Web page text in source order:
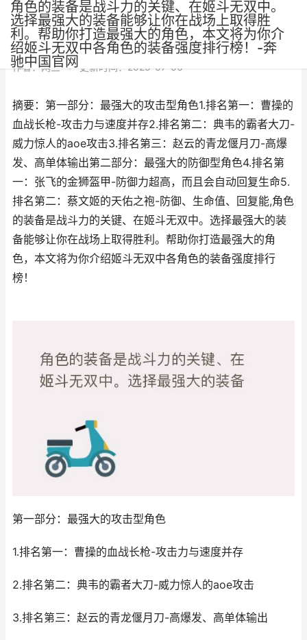
角色的装备是战斗力的关键、在姬斗无双中。
选择最强大的装备能够让你在战场上取得胜
利。帮助你打造最强大的角色，本文将为你介
绍姬斗无双中各角色的装备强度排行榜！-奔
驰中国官网
作者：网三 • 更新时间：2025-07-06
摘要：第一部分：最强大的攻击型角色1.排名第一：曹操的
血战长枪-攻击力与速度并存2.排名第二：典韦的霸者大刀-
威力惊人的aoe攻击3.排名第三：赵云的青龙偃月刀-高爆
发、高单体输出第二部分：最强大的防御型角色4.排名第
一：张飞的金狮盔甲-防御力超高，而且会自动回复生命5.
排名第二：蔡文姬的天佑之袍-防御、生命值、回复能,角色
的装备是战斗力的关键、在姬斗无双中。选择最强大的装
备能够让你在战场上取得胜利。帮助你打造最强大的角
色，本文将为你介绍姬斗无双中各角色的装备强度排行
榜！
第一部分：最强大的攻击型角色
1.排名第一：曹操的血战长枪-攻击力与速度并存
2.排名第二：典韦的霸者大刀-威力惊人的aoe攻击
3.排名第三：赵云的青龙偃月刀-高爆发、高单体输出